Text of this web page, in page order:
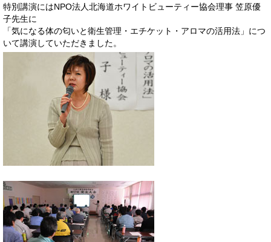
特別講演にはNPO法人北海道ホワイトビューティー協会理事 笠原優
子先生に
「気になる体の匂いと衛生管理・エチケット・アロマの活用法」につ
いて講演していただきました。